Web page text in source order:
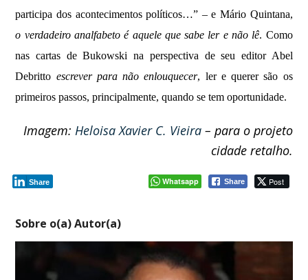
participa dos acontecimentos políticos…” – e Mário Quintana,
o verdadeiro analfabeto é aquele que sabe ler e não lê. Como
nas cartas de Bukowski na perspectiva de seu editor Abel
Debritto escrever para não enlouquecer, ler e querer são os
primeiros passos, principalmente, quando se tem oportunidade.
Imagem: Heloisa Xavier C. Vieira– para o projeto
cidade retalho.
Whatsapp Share Post
Share
Sobre o(a) Autor(a)